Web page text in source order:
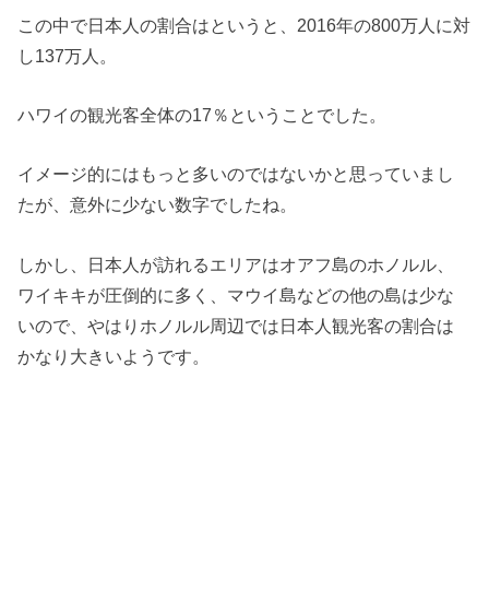
この中で日本人の割合はというと、2016年の800万人に対
し137万人。
ハワイの観光客全体の17％ということでした。
イメージ的にはもっと多いのではないかと思っていまし
たが、意外に少ない数字でしたね。
しかし、日本人が訪れるエリアはオアフ島のホノルル、
ワイキキが圧倒的に多く、マウイ島などの他の島は少な
いので、やはりホノルル周辺では日本人観光客の割合は
かなり大きいようです。